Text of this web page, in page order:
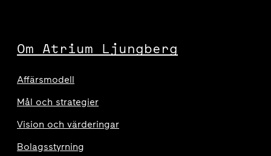
Om Atrium Ljungberg
Affärsmodell
Mål och strategier
Vision och värderingar
Bolagsstyrning